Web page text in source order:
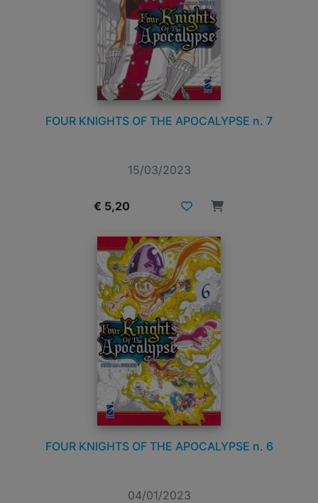
FOUR KNIGHTS OF THE APOCALYPSE n. 7
15/03/2023
€ 5,20
FOUR KNIGHTS OF THE APOCALYPSE n. 6
04/01/2023